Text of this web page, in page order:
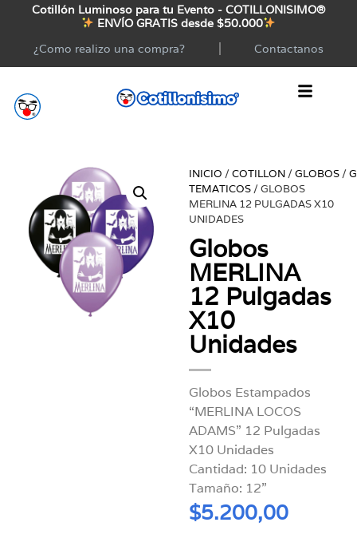
Cotillón Luminoso para tu Evento - COTILLONISIMO®
ENVÍO GRATIS desde $50.000
¿Como realizo una compra?
Contactanos
INICIO /COTILLON /GLOBOS /
TEMATICOS / GLOBOS
MERLINA 12 PULGADAS X10
UNIDADES
Globos
MERLINA
12 Pulgadas
X10
Unidades
Globos Estampados
“MERLINA LOCOS
ADAMS” 12 Pulgadas
X10 Unidades
Cantidad: 10 Unidades
Tamaño: 12”
$5.200,00